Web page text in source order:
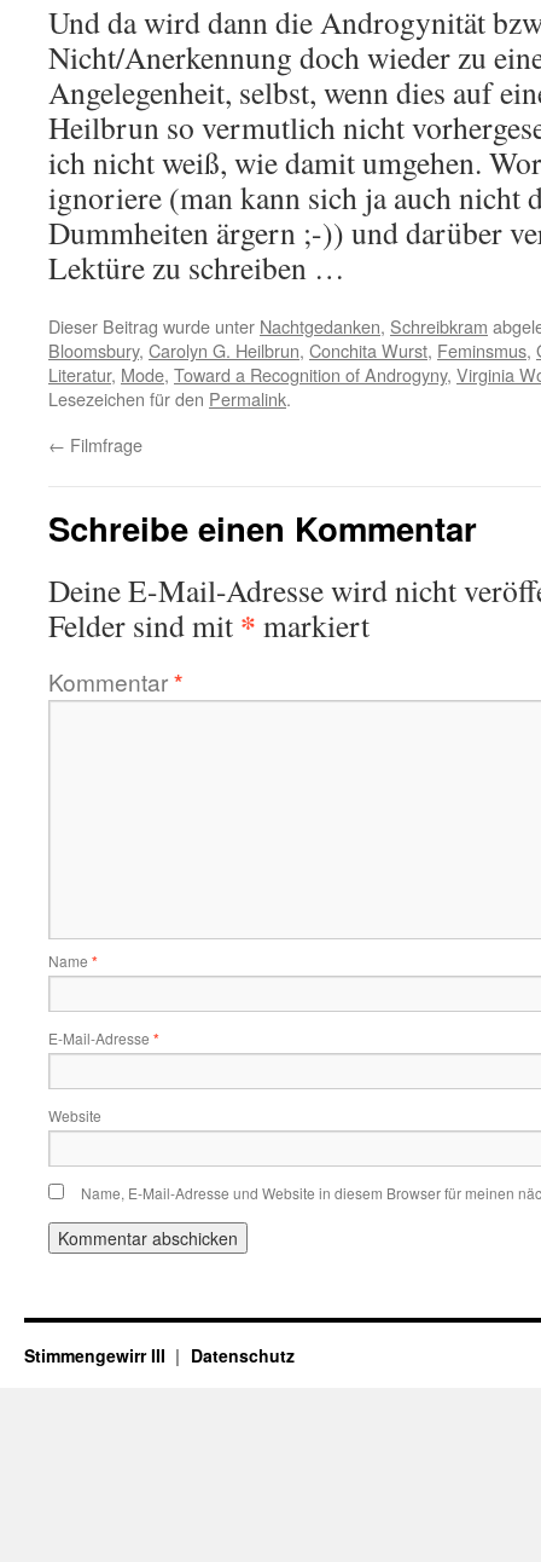
Und da wird dann die Androgynität
Nicht/Anerkennung doch wieder zu
Angelegenheit, selbst, wenn dies auf
Heilbrun so vermutlich nicht
ich nicht weiß, wie damit umgehen.
ignoriere (man kann sich ja auch nicht
Dummheiten ärgern ;-)) und darüber
Lektüre zu schreiben …
Dieser Beitrag wurde unter Nachtgedanken, Schreibkram
Bloomsbury, Carolyn G. Heilbrun, Conchita Wurst, Feminsmus,
Literatur, Mode, Toward a Recognition of Androgyny, Virginia
Lesezeichen für den Permalink.
← Filmfrage
Schreibe einen Kommentar
Deine E-Mail-Adresse wird nicht
Felder sind mit * markiert
Kommentar*
Name *
E-Mail-Adresse *
Website
Name, E-Mail-Adresse und Website in diesem Browser für meinen
Stimmengewirr III Datenschutz